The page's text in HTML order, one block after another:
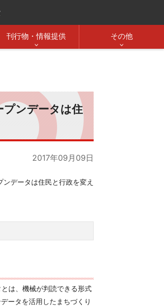
刊行物・情報提供 その他
プンデータは住
2017年09月09日
データは住民と行政を変え
は、機械が判読できる形式
ータを活用したまちづくり